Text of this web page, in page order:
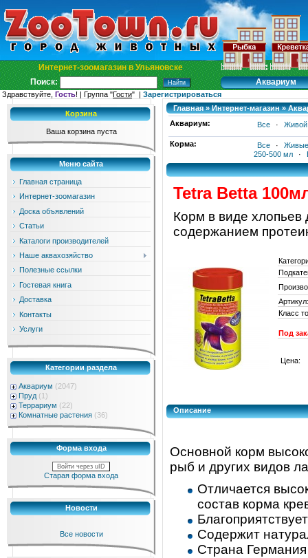
Интернет-зоомагазин в Ульяновске
Поиск:
Аквариум
Здравствуйте, Гость! | Группа "Гости" | Зарегистрироваться
Корзина
Ваша корзина пуста
Меню сайта
Главная страница
Интернет-зоомагазин
Доска объявлений
Статьи
Каталоги производителей
Наше аквахозяйство
Полезные ссылки
Гостевая книга
Доставка
Контакты
Услуги
Категории раздела
Аквариум (2047)
Пруд (1)
Террариум (22)
Комнатные растения (36)
Форма входа
Войти через uID
Старая форма входа
Новости
Все новости
Главная » Интернет-магазин »
Аквариум:
Все · Живой
Корма: Все ·
250-500 мл
·
Tetra Betta
Корм в виде
содержанием
Артикул:
Класс
Под
Цена:
Описание
Основной корм
рыб и других видов
Отличается
состав корма
Содержит
Страна Германия